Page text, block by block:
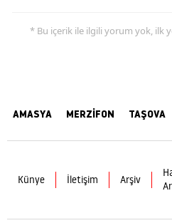
* Bu içerik ile ilgili yorum yok, ilk
AMASYA MERZİFON TAŞOVA
Künye İletişim Arşiv